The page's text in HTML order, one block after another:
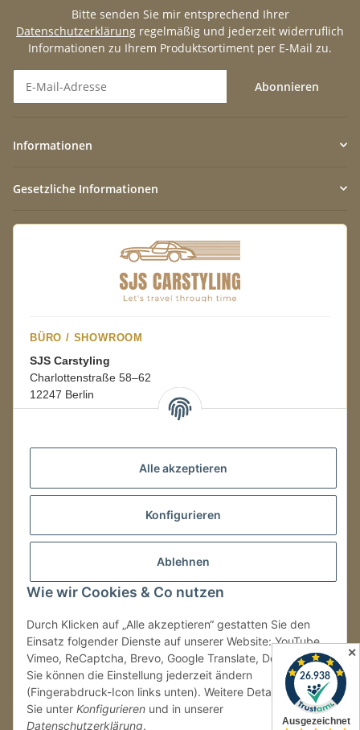
Alle akzeptieren
Konfigurieren
Ablehnen
Wie wir Cookies & Co nutzen
Durch Klicken auf „Alle akzeptieren“ gestatten Sie den
Einsatz folgender Dienste auf unserer Website: YouTube,
Vimeo, ReCaptcha, Brevo, Google Translate, Doofinder.
Sie können die Einstellung jederzeit ändern
(Fingerabdruck-Icon links unten). Weitere Details finden
Sie unter Konfigurieren und in unserer
Datenschutzerklärung.
Bitte senden Sie mir entsprechend Ihrer
Datenschutzerklärung regelmäßig und jederzeit widerruflich
Informationen zu Ihrem Produktsortiment per E-Mail zu.
Abonnieren
Informationen
Gesetzliche Informationen
BÜRO / SHOWROOM
SJS Carstyling
Charlottenstraße 58–62
12247 Berlin
08:00–16:00 Uhr
LAGER / RETOUREN
Packmonster Fulfillment
SJS Carstyling Lager
Retouren ausschließlich an diese Adresse.
Tel.:+49 (0) 30 36417228
E-Mail:info@sjs-carstyling.com
✕